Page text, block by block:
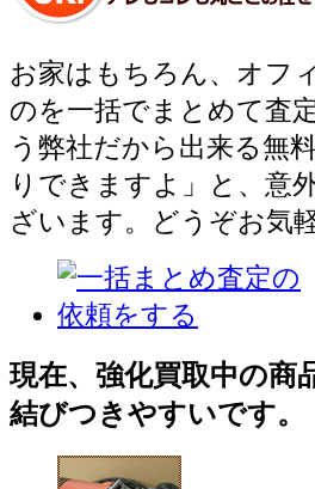
お家はもちろん、オフ
のを一括でまとめて査
う弊社だから出来る無
りできますよ」と、意
ざいます。どうぞお気
現在、強化買取中の商
結びつきやすいです。